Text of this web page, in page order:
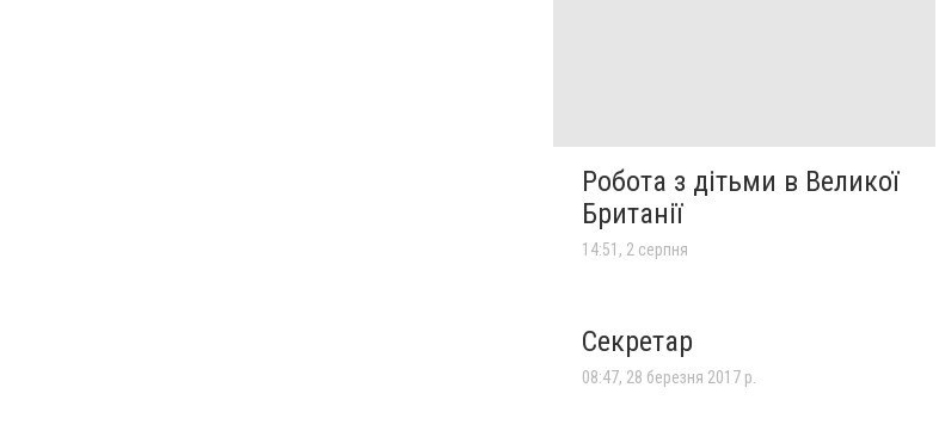
Робота з дітьми в Великої
Британії
14:51, 2 серпня
Секретар
08:47, 28 березня 2017 р.